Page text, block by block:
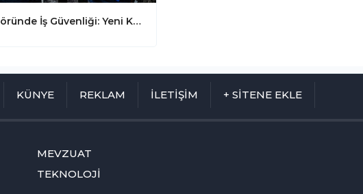
Maden Sektöründe İş Güvenliği: Yeni KKD Rehberi Yayınlandı
KÜNYE REKLAM İLETİŞİM + SİTENE EKLE
MEVZUAT
TEKNOLOJİ